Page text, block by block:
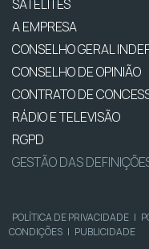
SATÉLITES
A EMPRESA
CONSELHO GERAL
CONSELHO DE OPINIÃO
CONTRATO DE
RÁDIO E TELEVISÃO
RGPD
GESTÃO DAS
POLÍTICA DE PRIVACIDADE |
CONDIÇÕES | PUBLICIDADE